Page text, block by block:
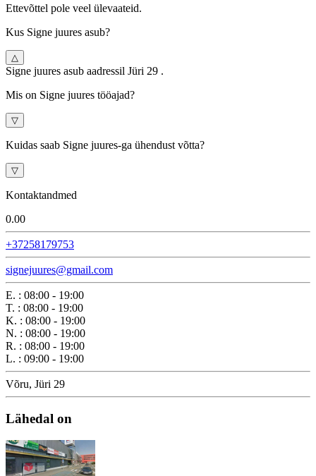
Ettevõttel pole veel ülevaateid.
Kus Signe juures asub?
△
Signe juures asub aadressil Jüri 29 .
Mis on Signe juures tööajad?
▽
Kuidas saab Signe juures-ga ühendust võtta?
▽
Kontaktandmed
0.00
+37258179753
signejuures@gmail.com
E. : 08:00 - 19:00
T. : 08:00 - 19:00
K. : 08:00 - 19:00
N. : 08:00 - 19:00
R. : 08:00 - 19:00
L. : 09:00 - 19:00
Võru, Jüri 29
Lähedal on